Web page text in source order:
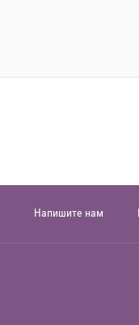
Напишите нам